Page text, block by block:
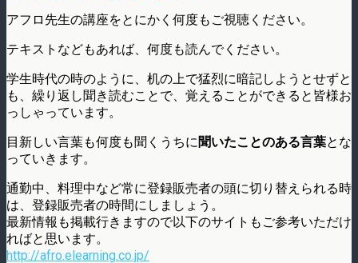
アフロ先生の講座をとにかく何度もご視聴ください。
テキストなどもあれば、何度も読んでください。
学生時代の時のように、机の上で猛烈に暗記しようとせずと
も、繰り返し聞き読むことで、覚えることができると皆様お
っしゃっています。
目新しい言葉も何度も聞くうちに聞いたことのある言葉とな
っていきます。
通勤中、料理中など常に登録販売者の頭に切り替えられる時
は、登録販売者の時間にしましょう。
最新情報も掲載行きますので以下のサイトもご参考いただけ
ればと思います。
http://afro.elearning.co.jp/